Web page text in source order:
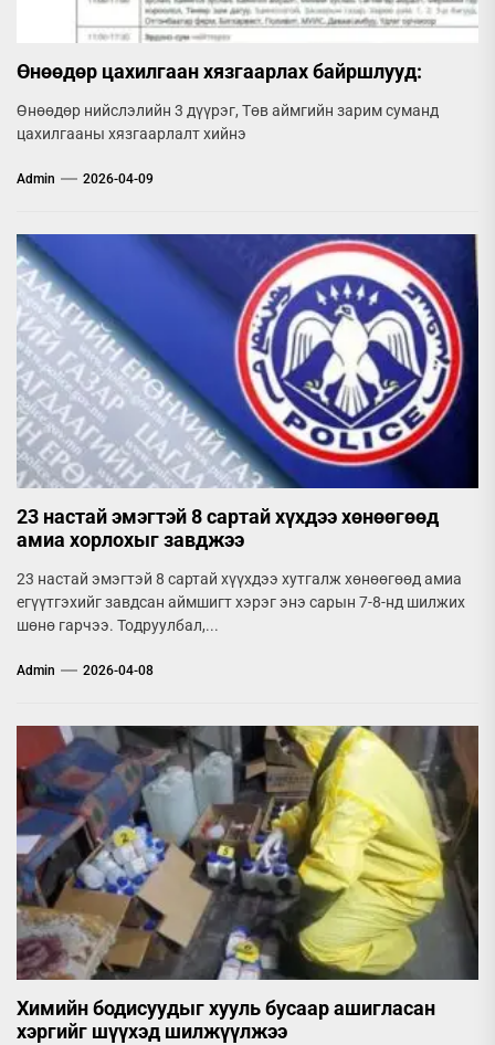
Өнөөдөр цахилгаан хязгаарлах байршлууд:
Өнөөдөр нийслэлийн 3 дүүрэг, Төв аймгийн зарим суманд
цахилгааны хязгаарлалт хийнэ
Admin 2026-04-09
23 настай эмэгтэй 8 сартай хүхдээ хөнөөгөөд
амиа хорлохыг завджээ
23 настай эмэгтэй 8 сартай хүүхдээ хутгалж хөнөөгөөд амиа
егүүтгэхийг завдсан аймшигт хэрэг энэ сарын 7-8-нд шилжих
шөнө гарчээ. Тодруулбал,...
Admin 2026-04-08
Химийн бодисуудыг хууль бусаар ашигласан
хэргийг шүүхэд шилжүүлжээ